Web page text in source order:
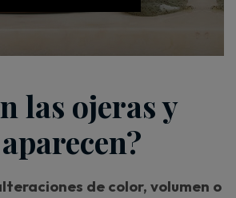
las ojeras y
de color, volumen o